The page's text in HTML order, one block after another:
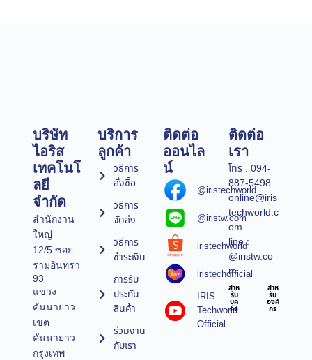
บริษัท
ไอริส
เทคโนโ
ลยี
จำกัด
สำนักงาน
ใหญ่
12/5 ซอย
รามอินทรา
93
แขวง
คันนายาว
เขต
คันนายาว
กรุงเทพ
บริการ
ลูกค้า
วิธีการ
สั่งซื้อ
วิธีการ
จัดส่ง
วิธีการ
ชำระเงิน
การรับ
ประกัน
สินค้า
ร่วมงาน
กับเรา
ติดต่อ
ออนไล
น์
@iristechworld
@iristw.com
iristechworld
iristechofficial
IRIS
Techworld
Official
ติดต่อ
เรา
โทร : 094-
887-5498
online@iris
techworld.c
om
line :
@iristw.co
m
สำห
รับ
บุค
คล
สำห
รับ
องค์
กร